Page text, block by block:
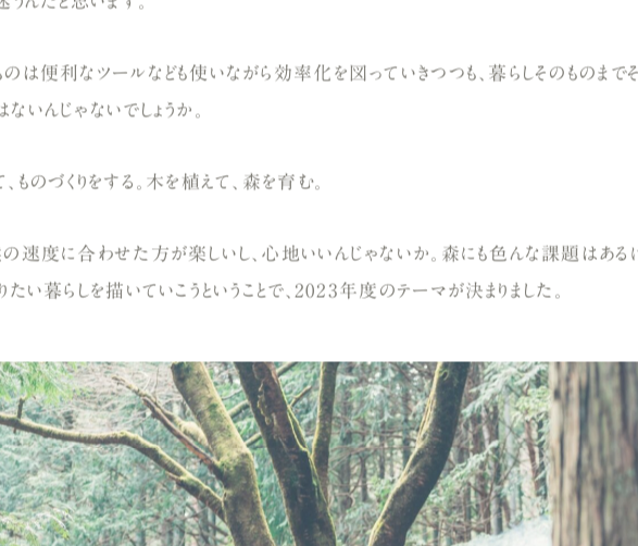
のは便利なツールなども使いながら効率化を図っていきつつも、暮らしそのものまで
いんじゃないでしょうか。
ものづくりをする。木を植えて、森を育む。
の速度に合わせた方が楽しいし、心地いいんじゃないか。森にも色んな課題はあるけ
たい暮らしを描いていこうということで、2023年度のテーマが決まりました。